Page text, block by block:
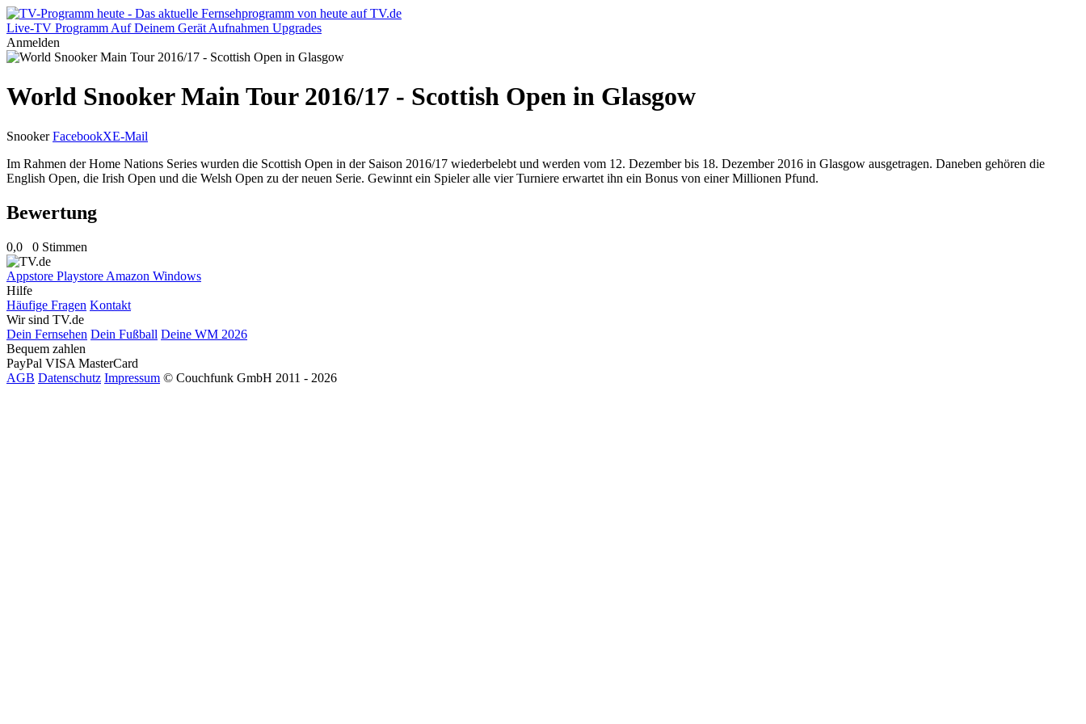
Live-TV Programm Auf Deinem Gerät Aufnahmen Upgrades
Anmelden
World Snooker Main Tour 2016/17 - Scottish Open in Glasgow
Snooker FacebookXE-Mail
Im Rahmen der Home Nations Series wurden die Scottish Open in der Saison 2016/17 wiederbelebt und werden vom 12. Dezember bis 18. Dezember 2016 in Glasgow ausgetragen. Daneben gehören die
English Open, die Irish Open und die Welsh Open zu der neuen Serie. Gewinnt ein Spieler alle vier Turniere erwartet ihn ein Bonus von einer Millionen Pfund.
Bewertung
0,0 0 Stimmen
Appstore Playstore Amazon Windows
Hilfe
Häufige Fragen Kontakt
Wir sind TV.de
Dein Fernsehen Dein Fußball Deine WM 2026
Bequem zahlen
PayPal VISA MasterCard
AGB Datenschutz Impressum © Couchfunk GmbH 2011 - 2026